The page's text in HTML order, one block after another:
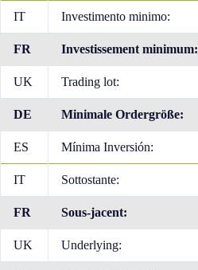
IT Investimento minimo:
FR Investissement minimum:
UK Trading lot:
DE Minimale Ordergröße:
ES Mínima Inversión:
IT Sottostante:
FR Sous-jacent:
UK Underlying: